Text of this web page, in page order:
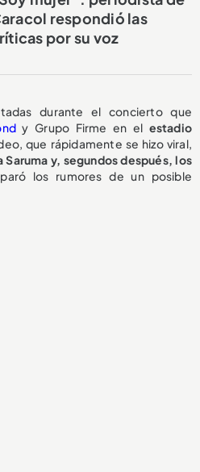
respondió las
por su voz
durante el concierto que
y Grupo Firme en el estadio
que rápidamente se hizo viral,
y, segundos después, los
los rumores de un posible